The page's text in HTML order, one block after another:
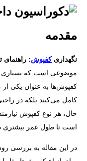
مقدمه
نگهداریکفپوش: راهنمای
موضوعی است که بسیاری
کفپوش‌ها به عنوان یکی از
کامل می‌کنند بلکه در
حال، هر نوع کفپوش
است تا طول عمر بیشتری
در این مقاله به بررسی